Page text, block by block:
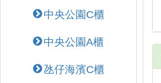
中央公園C櫃
中央公園A櫃
氹仔海濱C櫃